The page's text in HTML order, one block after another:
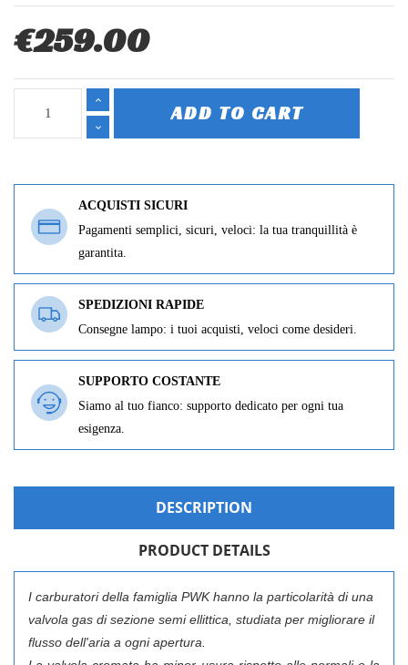
€259.00
ADD TO CART
ACQUISTI SICURI
Pagamenti semplici, sicuri, veloci: la tua tranquillità è
garantita.
SPEDIZIONI RAPIDE
Consegne lampo: i tuoi acquisti, veloci come desideri.
SUPPORTO COSTANTE
Siamo al tuo fianco: supporto dedicato per ogni tua
esigenza.
DESCRIPTION
PRODUCT DETAILS
I carburatori della famiglia PWK hanno la particolarità di una
valvola gas di sezione semi ellittica, studiata per migliorare il
flusso dell'aria a ogni apertura.